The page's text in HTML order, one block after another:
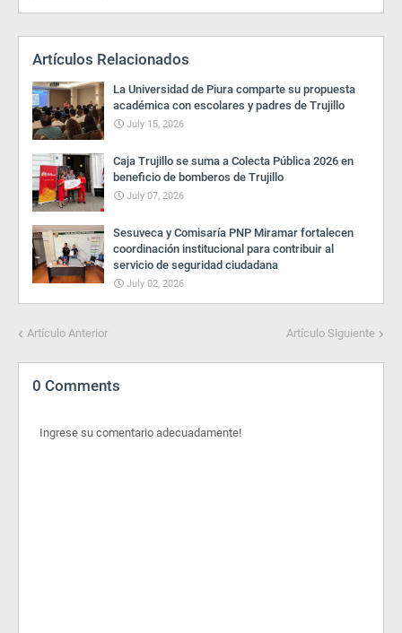
Artículos Relacionados
La Universidad de Piura comparte su propuesta
académica con escolares y padres de Trujillo
July 15, 2026
Caja Trujillo se suma a Colecta Pública 2026 en
beneficio de bomberos de Trujillo
July 07, 2026
Sesuveca y Comisaría PNP Miramar fortalecen
coordinación institucional para contribuir al
servicio de seguridad ciudadana
July 02, 2026
Artículo Anterior Artículo Siguiente
0 Comments
Ingrese su comentario adecuadamente!